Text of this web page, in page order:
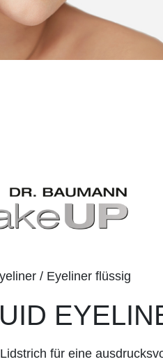
/ Eyeliner flüssig
für eine